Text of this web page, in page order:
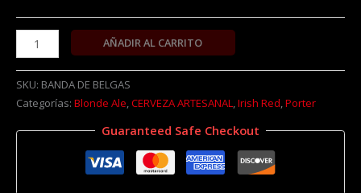
AÑADIR AL CARRITO
SKU: BANDA DE BELGAS
Categorías: Blonde Ale,CERVEZA ARTESANAL,Irish Red,Porter
Guaranteed Safe Checkout